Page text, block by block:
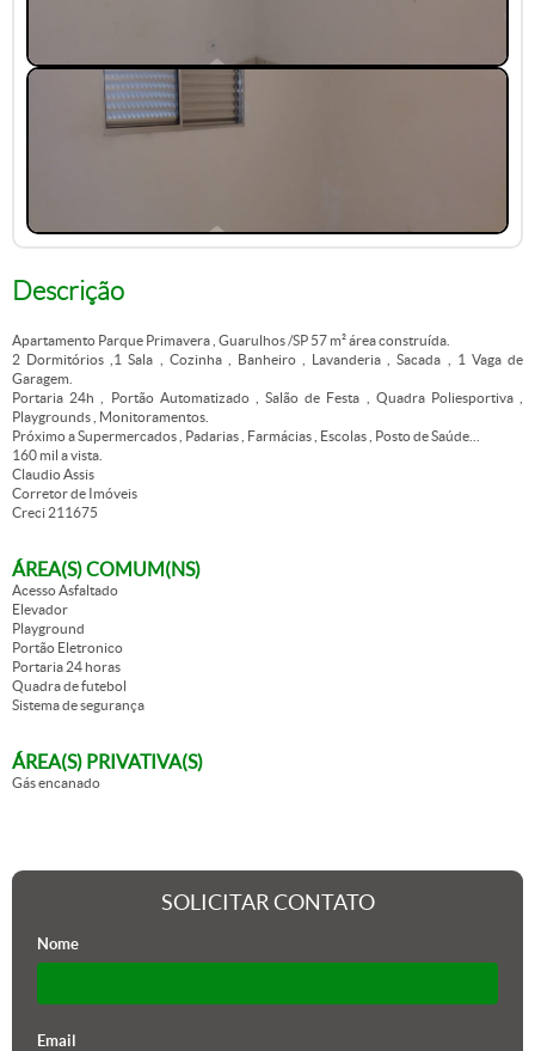
Descrição
Apartamento Parque Primavera , Guarulhos /SP 57 m² área construída.
2 Dormitórios ,1 Sala , Cozinha , Banheiro , Lavanderia , Sacada , 1 Vaga de
Garagem.
Portaria 24h , Portão Automatizado , Salão de Festa , Quadra Poliesportiva ,
Playgrounds , Monitoramentos.
Próximo a Supermercados , Padarias , Farmácias , Escolas , Posto de Saúde...
160 mil a vista.
Claudio Assis
Corretor de Imóveis
Creci 211675
ÁREA(S) COMUM(NS)
Acesso Asfaltado
Elevador
Playground
Portão Eletronico
Portaria 24 horas
Quadra de futebol
Sistema de segurança
ÁREA(S) PRIVATIVA(S)
Gás encanado
SOLICITAR CONTATO
Nome
Email